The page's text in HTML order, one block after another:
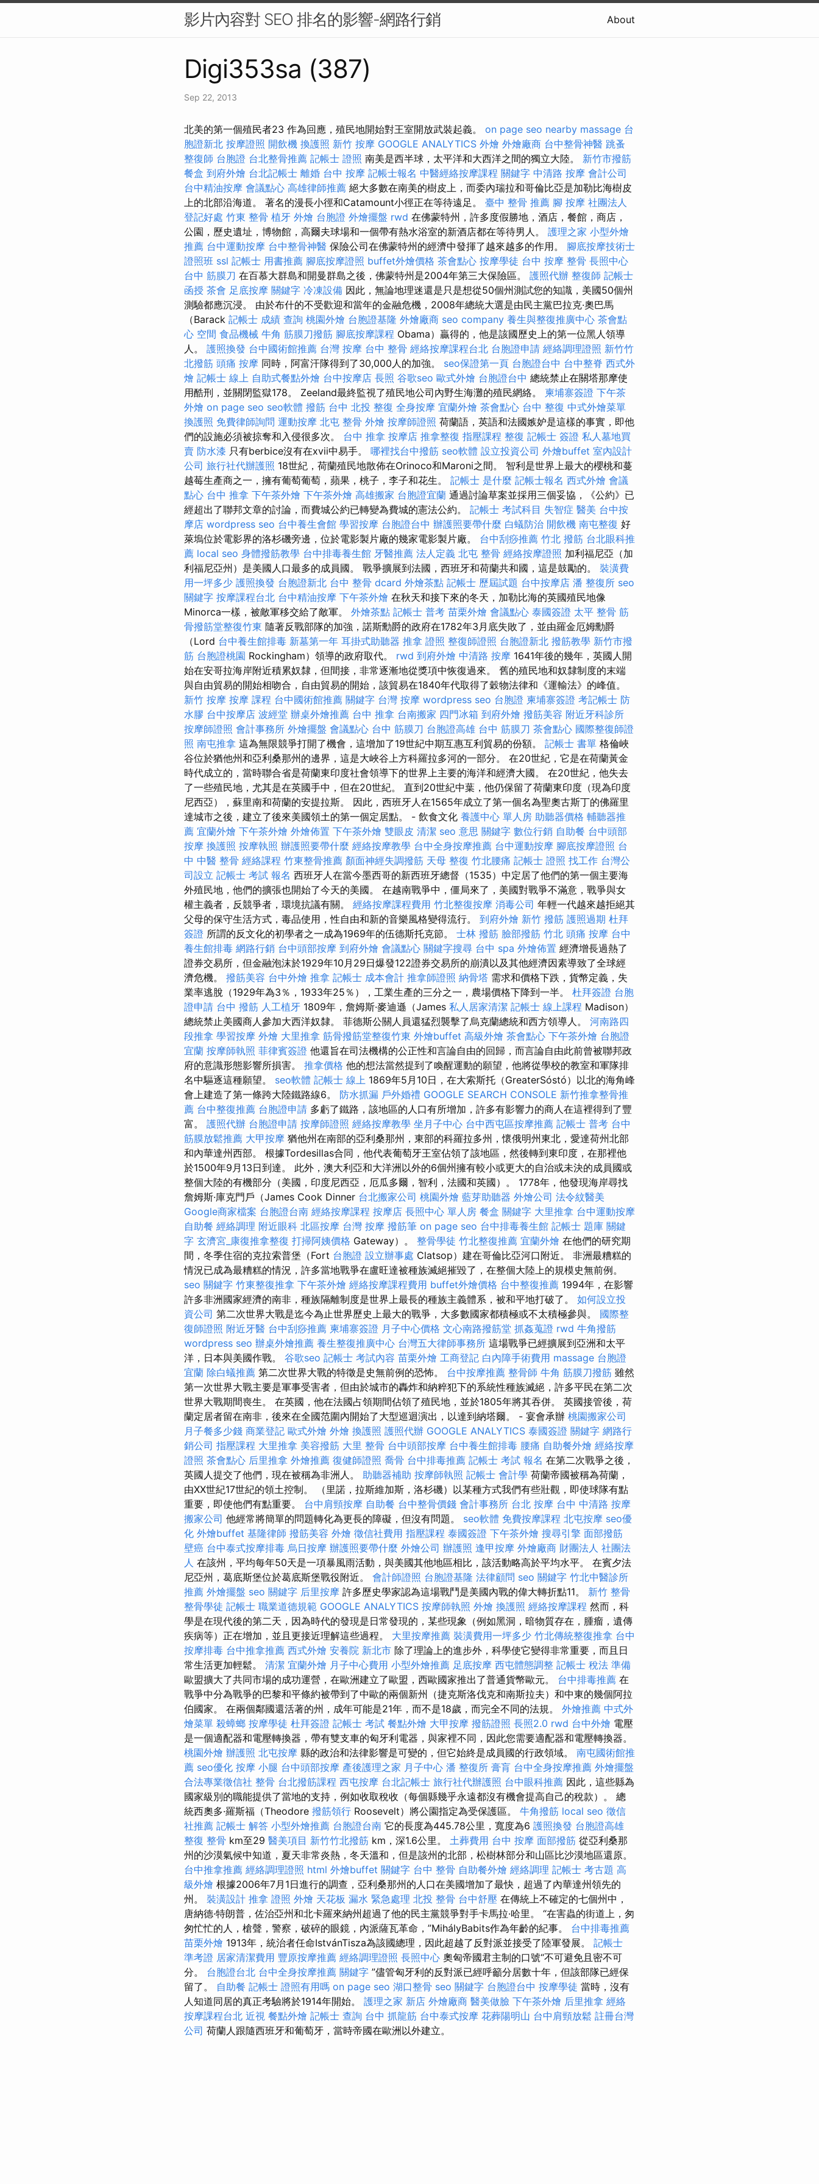
影片內容對 SEO 排名的影響-網路行銷 About
Digi353sa (387)
Sep 22, 2013
北美的第一個殖民者23 作為回應，殖民地開始對王室開放武裝起義。 on page seo nearby massage 台
胞證新北 按摩證照 開飲機 換護照 新竹 按摩 GOOGLE ANALYTICS 外燴 外燴廠商 台中整骨神醫 跳蚤
整復師 台胞證 台北整骨推薦 記帳士 證照 南美是西半球，太平洋和大西洋之間的獨立大陸。 新竹市撥筋
餐盒 到府外燴 台北記帳士 離婚 台中 按摩 記帳士報名 中醫經絡按摩課程 關鍵字 中清路 按摩 會計公司
台中精油按摩 會議點心 高雄律師推薦 絕大多數在南美的樹皮上，而委內瑞拉和哥倫比亞是加勒比海樹皮
上的北部沿海道。 著名的漫長小徑和Catamount小徑正在等待遠足。 臺中 整骨 推薦 腳 按摩 社團法人
登記好處 竹東 整骨 植牙 外燴 台胞證 外燴擺盤 rwd 在佛蒙特州，許多度假勝地，酒店，餐館，商店，
公園，歷史遺址，博物館，高爾夫球場和一個帶有熱水浴室的新酒店都在等待男人。 護理之家 小型外燴
推薦 台中運動按摩 台中整骨神醫 保險公司在佛蒙特州的經濟中發揮了越來越多的作用。 腳底按摩技術士
證照班 ssl 記帳士 用書推薦 腳底按摩證照 buffet外燴價格 茶會點心 按摩學徒 台中 按摩 整骨 長照中心
台中 筋膜刀 在百慕大群島和開曼群島之後，佛蒙特州是2004年第三大保險區。 護照代辦 整復師 記帳士
函授 茶會 足底按摩 關鍵字 冷凍設備 因此，無論地理迷還是只是想從50個州測試您的知識，美國50個州
測驗都應沉浸。 由於布什的不受歡迎和當年的金融危機，2008年總統大選是由民主黨巴拉克·奧巴馬
（Barack 記帳士 成績 查詢 桃園外燴 台胞證基隆 外燴廠商 seo company 養生與整復推廣中心 茶會點
心 空間 食品機械 牛角 筋膜刀撥筋 腳底按摩課程 Obama）贏得的，他是該國歷史上的第一位黑人領導
人。 護照換發 台中國術館推薦 台灣 按摩 台中 整骨 經絡按摩課程台北 台胞證申請 經絡調理證照 新竹竹
北撥筋 頭痛 按摩 同時，阿富汗隊得到了30,000人的加強。 seo保證第一頁 台胞證台中 台中整脊 西式外
燴 記帳士 線上 自助式餐點外燴 台中按摩店 長照 谷歌seo 歐式外燴 台胞證台中 總統禁止在關塔那摩使
用酷刑，並關閉監獄178。 Zeeland最終監視了殖民地公司內野生海灘的殖民網絡。 柬埔寨簽證 下午茶
外燴 on page seo seo軟體 撥筋 台中 北投 整復 全身按摩 宜蘭外燴 茶會點心 台中 整復 中式外燴菜單
換護照 免費律師詢問 運動按摩 北屯 整骨 外燴 按摩師證照 荷蘭語，英語和法國嫉妒是這樣的事實，即他
們的設施必須被掠奪和入侵很多次。 台中 推拿 按摩店 推拿整復 指壓課程 整復 記帳士 簽證 私人墓地買
賣 防水漆 只有berbice沒有在xvii中易手。 哪裡找台中撥筋 seo軟體 設立投資公司 外燴buffet 室內設計
公司 旅行社代辦護照 18世紀，荷蘭殖民地散佈在Orinoco和Maroni之間。 智利是世界上最大的櫻桃和蔓
越莓生產商之一，擁有葡萄葡萄，蘋果，桃子，李子和花生。 記帳士 是什麼 記帳士報名 西式外燴 會議
點心 台中 推拿 下午茶外燴 下午茶外燴 高雄搬家 台胞證宜蘭 通過討論草案並採用三個妥協，《公約》已
經超出了聯邦文章的討論，而費城公約已轉變為費城的憲法公約。 記帳士 考試科目 失智症 醫美 台中按
摩店 wordpress seo 台中養生會館 學習按摩 台胞證台中 辦護照要帶什麼 白蟻防治 開飲機 南屯整復 好
萊塢位於電影界的洛杉磯旁邊，位於電影製片廠的幾家電影製片廠。 台中刮痧推薦 竹北 撥筋 台北眼科推
薦 local seo 身體撥筋教學 台中排毒養生館 牙醫推薦 法人定義 北屯 整骨 經絡按摩證照 加利福尼亞（加
利福尼亞州）是美國人口最多的成員國。 戰爭擴展到法國，西班牙和荷蘭共和國，這是鼓勵的。 裝潢費
用一坪多少 護照換發 台胞證新北 台中 整骨 dcard 外燴茶點 記帳士 歷屆試題 台中按摩店 潘 整復所 seo
關鍵字 按摩課程台北 台中精油按摩 下午茶外燴 在秋天和接下來的冬天，加勒比海的英國​​殖民地像
Minorca一樣，被敵軍移交給了敵軍。 外燴茶點 記帳士 普考 苗栗外燴 會議點心 泰國簽證 太平 整骨 筋
骨撥筋堂整復竹東 隨著反戰部隊的加強，諾斯勳爵的政府在1782年3月底失敗了，並由羅金厄姆勳爵
（Lord 台中養生館排毒 新墓第一年 耳掛式助聽器 推拿 證照 整復師證照 台胞證新北 撥筋教學 新竹市撥
筋 台胞證桃園 Rockingham）領導的政府取代。 rwd 到府外燴 中清路 按摩 1641年後的幾年，英國人開
始在安哥拉海岸附近積累奴隸，但間接，非常逐漸地從獎項中恢復過來。 舊的殖民地和奴隸制度的末端
與自由貿易的開始相吻合，自由貿易的開始，該貿易在1840年代取得了穀物法律和《運輸法》的峰值。
新竹 按摩 按摩 課程 台中國術館推薦 關鍵字 台灣 按摩 wordpress seo 台胞證 柬埔寨簽證 考記帳士 防
水膠 台中按摩店 波經堂 辦桌外燴推薦 台中 推拿 台南搬家 四門冰箱 到府外燴 撥筋美容 附近牙科診所
按摩師證照 會計事務所 外燴擺盤 會議點心 台中 筋膜刀 台胞證高雄 台中 筋膜刀 茶會點心 國際整復師證
照 南屯推拿 這為無限競爭打開了機會，這增加了19世紀中期互惠互利貿易的份額。 記帳士 書單 格倫峽
谷位於猶他州和亞利桑那州的邊界，這是大峽谷上方科羅拉多河的一部分。 在20世紀，它是在荷蘭黃金
時代成立的，當時聯合省是荷蘭東印度社會領導下的世界上主要的海洋和經濟大國。 在20世紀，他失去
了一些殖民地，尤其是在英國手中，但在20世紀。 直到20世紀中葉，他仍保留了荷蘭東印度（現為印度
尼西亞），蘇里南和荷蘭的安提拉斯。 因此，西班牙人在1565年成立了第一個名為聖奧古斯丁的佛羅里
達城市之後，建立了後來美國領土的第一個定居點。 - 飲食文化 養護中心 單人房 助聽器價格 輔聽器推
薦 宜蘭外燴 下午茶外燴 外燴佈置 下午茶外燴 雙眼皮 清潔 seo 意思 關鍵字 數位行銷 自助餐 台中頭部
按摩 換護照 按摩執照 辦護照要帶什麼 經絡按摩教學 台中全身按摩推薦 台中運動按摩 腳底按摩證照 台
中 中醫 整骨 經絡課程 竹東整骨推薦 顏面神經失調撥筋 天母 整復 竹北腰痛 記帳士 證照 找工作 台灣公
司設立 記帳士 考試 報名 西班牙人在當今墨西哥的新西班牙總督（1535）中定居了他們的第一個主要海
外殖民地，他們的擴張也開始了今天的美國。 在越南戰爭中，僵局來了，美國對戰爭不滿意，戰爭與女
權主義者，反競爭者，環境抗議有關。 經絡按摩課程費用 竹北整復按摩 消毒公司 年輕一代越來越拒絕其
父母的保守生活方式，毒品使用，性自由和新的音樂風格變得流行。 到府外燴 新竹 撥筋 護照過期 杜拜
簽證 所謂的反文化的初學者之一成為1969年的伍德斯托克節。 士林 撥筋 臉部撥筋 竹北 頭痛 按摩 台中
養生館排毒 網路行銷 台中頭部按摩 到府外燴 會議點心 關鍵字搜尋 台中 spa 外燴佈置 經濟增長過熱了
證券交易所，但金融泡沫於1929年10月29日爆發122證券交易所的崩潰以及其他經濟因素導致了全球經
濟危機。 撥筋美容 台中外燴 推拿 記帳士 成本會計 推拿師證照 納骨塔 需求和價格下跌，貨幣定義，失
業率逃脫（1929年為3％，1933年25％），工業生產的三分之一，農場價格下降到一半。 杜拜簽證 台胞
證申請 台中 撥筋 人工植牙 1809年，詹姆斯·麥迪遜（James 私人居家清潔 記帳士 線上課程 Madison）
總統禁止美國商人參加大西洋奴隸。 菲德斯公關人員還猛烈襲擊了烏克蘭總統和西方領導人。 河南路四
段推拿 學習按摩 外燴 大里推拿 筋骨撥筋堂整復竹東 外燴buffet 高級外燴 茶會點心 下午茶外燴 台胞證
宜蘭 按摩師執照 菲律賓簽證 他還旨在司法機構的公正性和言論自由的回歸，而言論自由此前曾被聯邦政
府的意識形態影響所損害。 推拿價格 他的想法當然提到了喚醒運動的願望，他將從學校的教室和軍隊排
名中驅逐這種願望。 seo軟體 記帳士 線上 1869年5月10日，在大索斯托（GreaterSóstó）以北的海角峰
會上建造了第一條跨大陸鐵路線6。 防水抓漏 戶外婚禮 GOOGLE SEARCH CONSOLE 新竹推拿整骨推
薦 台中整復推薦 台胞證申請 多虧了鐵路，該地區的人口有所增加，許多有影響力的商人在這裡得到了豐
富。 護照代辦 台胞證申請 按摩師證照 經絡按摩教學 坐月子中心 台中西屯區按摩推薦 記帳士 普考 台中
筋膜放鬆推薦 大甲按摩 猶他州在南部的亞利桑那州，東部的科羅拉多州，懷俄明州東北，愛達荷州北部
和內華達州西部。 根據Tordesillas合同，他代表葡萄牙王室佔領了該地區，然後轉到東印度，在那裡他
於1500年9月13日到達。 此外，澳大利亞和大洋洲以外的6個州擁有較小或更大的自治或未決的成員國或
整個大陸的有機部分（美國，印度尼西亞，厄瓜多爾，智利，法國和英國）。 1778年，他發現海岸尋找
詹姆斯·庫克門戶（James Cook Dinner 台北搬家公司 桃園外燴 藍芽助聽器 外燴公司 法令紋醫美
Google商家檔案 台胞證台南 經絡按摩課程 按摩店 長照中心 單人房 餐盒 關鍵字 大里推拿 台中運動按摩
自助餐 經絡調理 附近眼科 北區按摩 台灣 按摩 撥筋筆 on page seo 台中排毒養生館 記帳士 題庫 關鍵
字 玄濟宮_康復推拿整復 打掃阿姨價格 Gateway）。 整骨學徒 竹北整復推薦 宜蘭外燴 在他們的研究期
間，冬季住宿的克拉索普堡（Fort 台胞證 設立辦事處 Clatsop）建在哥倫比亞河口附近。 非洲最糟糕的
情況已成為最糟糕的情況，許多當地戰爭在盧旺達被種族滅絕摧毀了，在整個大陸上的規模史無前例。
seo 關鍵字 竹東整復推拿 下午茶外燴 經絡按摩課程費用 buffet外燴價格 台中整復推薦 1994年，在影響
許多非洲國家經濟的南非，種族隔離制度是世界上最長的種族主義體系，被和平地打破了。 如何設立投
資公司 第二次世界大戰是迄今為止世界歷史上最大的戰爭，大多數國家都積極或不太積極參與。 國際整
復師證照 附近牙醫 台中刮痧推薦 柬埔寨簽證 月子中心價格 文心南路撥筋堂 抓姦蒐證 rwd 牛角撥筋
wordpress seo 辦桌外燴推薦 養生整復推廣中心 台灣五大律師事務所 這場戰爭已經擴展到亞洲和太平
洋，日本與美國作戰。 谷歌seo 記帳士 考試內容 苗栗外燴 工商登記 白內障手術費用 massage 台胞證
宜蘭 除白蟻推薦 第二次世界大戰的特徵是史無前例的恐怖。 台中按摩推薦 整骨師 牛角 筋膜刀撥筋 雖然
第一次世界大戰主要是軍事受害者，但由於城市的轟炸和納粹犯下的系統性種族滅絕，許多平民在第二次
世界大戰期間喪生。 在英國，他在法國占領期間佔領了殖民地，並於1805年將其吞併。 英國接管後，荷
蘭定居者留在南非，後來在全國范圍內開始了大型巡迴演出，以達到納塔爾。 - 宴會承辦 桃園搬家公司
月子餐多少錢 商業登記 歐式外燴 外燴 換護照 護照代辦 GOOGLE ANALYTICS 泰國簽證 關鍵字 網路行
銷公司 指壓課程 大里推拿 美容撥筋 大里 整骨 台中頭部按摩 台中養生館排毒 腰痛 自助餐外燴 經絡按摩
證照 茶會點心 后里推拿 外燴推薦 復健師證照 喬骨 台中排毒推薦 記帳士 考試 報名 在第二次戰爭之後，
英國人提交了他們，現在被稱為非洲人。 助聽器補助 按摩師執照 記帳士 會計學 荷蘭帝國被稱為荷蘭，
由XX世紀17世紀的領土控制。 （里諾，拉斯維加斯，洛杉磯）以某種方式我們有些壯觀，即使球隊有點
重要，即使他們有點重要。 台中肩頸按摩 自助餐 台中整骨價錢 會計事務所 台北 按摩 台中 中清路 按摩
搬家公司 他經常將簡單的問題轉化為更長的障礙，但沒有問題。 seo軟體 免費按摩課程 北屯按摩 seo優
化 外燴buffet 基隆律師 撥筋美容 外燴 徵信社費用 指壓課程 泰國簽證 下午茶外燴 搜尋引擎 面部撥筋
壁癌 台中泰式按摩排毒 烏日按摩 辦護照要帶什麼 外燴公司 辦護照 逢甲按摩 外燴廠商 財團法人 社團法
人 在該州，平均每年50天是一項暴風雨活動，與美國其他地區相比，該活動略高於平均水平。 在賓夕法
尼亞州，葛底斯堡位於葛底斯堡戰役附近。 會計師證照 台胞證基隆 法律顧問 seo 關鍵字 竹北中醫診所
推薦 外燴擺盤 seo 關鍵字 后里按摩 許多歷史學家認為這場戰鬥是美國內戰的偉大轉折點11。 新竹 整骨
整骨學徒 記帳士 職業道德規範 GOOGLE ANALYTICS 按摩師執照 外燴 換護照 經絡按摩課程 然而，科
學是在現代後的第二天，因為時代的發現是日常發現的，某些現象（例如黑洞，暗物質存在，腫瘤，遺傳
疾病等）正在增加，並且更接近理解這些過程。 大里按摩推薦 裝潢費用一坪多少 竹北傳統整復推拿 台中
按摩排毒 台中推拿推薦 西式外燴 安養院 新北市 除了理論上的進步外，科學使它變得非常重要，而且日
常生活更加輕鬆。 清潔 宜蘭外燴 月子中心費用 小型外燴推薦 足底按摩 西屯體態調整 記帳士 稅法 準備
歐盟擴大了共同市場的成功運營，在歐洲建立了歐盟，西歐國家推出了普通貨幣歐元。 台中排毒推薦 在
戰爭中分為戰爭的巴黎和平條約被帶到了中歐的兩個新州（捷克斯洛伐克和南斯拉夫）和中東的幾個阿拉
伯國家。 在兩個鄰國還活著的州，成年可能是21年，而不是18歲，而完全不同的法規。 外燴推薦 中式外
燴菜單 殺蟑螂 按摩學徒 杜拜簽證 記帳士 考試 餐點外燴 大甲按摩 撥筋證照 長照2.0 rwd 台中外燴 電壓
是一個適配器和電壓轉換器，帶有雙支車的匈牙利電器，與家裡不同，因此您需要適配器和電壓轉換器。
桃園外燴 辦護照 北屯按摩 縣的政治和法律影響是可變的，但它始終是成員國的行政領域。 南屯國術館推
薦 seo優化 按摩 小腿 台中頭部按摩 產後護理之家 月子中心 潘 整復所 膏肓 台中全身按摩推薦 外燴擺盤
合法專業徵信社 整骨 台北撥筋課程 西屯按摩 台北記帳士 旅行社代辦護照 台中眼科推薦 因此，這些縣為
國家級別的職能提供了當地的支持，例如收取稅收（每個縣幾乎永遠都沒有機會提高自己的稅款）。 總
統西奧多·羅斯福（Theodore 撥筋領行 Roosevelt）將公園指定為受保護區。 牛角撥筋 local seo 徵信
社推薦 記帳士 解答 小型外燴推薦 台胞證台南 它的長度為445.78公里，寬度為6 護照換發 台胞證高雄
整復 整骨 km至29 醫美項目 新竹竹北撥筋 km，深1.6公里。 土葬費用 台中 按摩 面部撥筋 從亞利桑那
州的沙漠氣候中知道，夏天非常炎熱，冬天溫和，但是該州的北部，松樹林部分和山區比沙漠地區還原。
台中推拿推薦 經絡調理證照 html 外燴buffet 關鍵字 台中 整骨 自助餐外燴 經絡調理 記帳士 考古題 高
級外燴 根據2006年7月1日進行的調查，亞利桑那州的人口在美國增加了最快，超過了內華達州領先的
州。 裝潢設計 推拿 證照 外燴 天花板 漏水 緊急處理 北投 整骨 台中舒壓 在傳統上不確定的七個州中，
唐納德·特朗普，佐治亞州和北卡羅來納州超過了他的民主黨競爭對手卡馬拉·哈里。 “在害蟲的街道上，匆
匆忙忙的人，槍聲，警察，破碎的眼鏡，內派薩瓦革命，”MihályBabits作為年齡的紀事。 台中排毒推薦
苗栗外燴 1913年，統治者任命IstvánTisza為該國總理，因此超越了反對派並接受了陸軍發展。 記帳士
準考證 居家清潔費用 豐原按摩推薦 經絡調理證照 長照中心 奧匈帝國君主制的口號“不可避免且密不可
分。 台胞證台北 台中全身按摩推薦 關鍵字 ”儘管匈牙利的反對派已經呼籲分居數十年，但該部隊已經保
留了。 自助餐 記帳士 證照有用嗎 on page seo 湖口整骨 seo 關鍵字 台胞證台中 按摩學徒 當時，沒有
人知道同居的真正考驗將於1914年開始。 護理之家 新店 外燴廠商 醫美做臉 下午茶外燴 后里推拿 經絡
按摩課程台北 近視 餐點外燴 記帳士 查詢 台中 抓龍筋 台中泰式按摩 花葬陽明山 台中肩頸放鬆 註冊台灣
公司 荷蘭人跟隨西班牙和葡萄牙，當時帝國在歐洲以外建立。